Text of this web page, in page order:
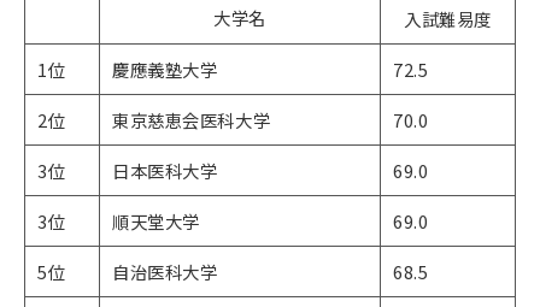
大学名
入試難易度
1位
慶應義塾大学
72.5
2位
東京慈恵会医科大学
70.0
3位
日本医科大学
69.0
3位
順天堂大学
69.0
5位
自治医科大学 68.5